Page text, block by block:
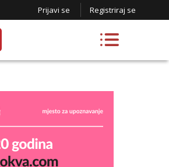
Prijavi se Registriraj se